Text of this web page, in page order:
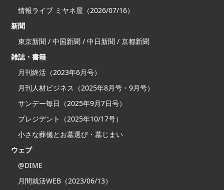
情報ライブ ミヤネ屋（2026/07/16）
新聞
東京新聞 / 中国新聞 / 中日新聞 / 京都新聞
雑誌・書籍
月刊終活（2023年6月号）
月刊人材ビジネス（2025年8月号・9月号）
サンデー毎日（2025年9月7日号）
プレジデント（2025年10/17号）
小さな葬儀とお墓選び・墓じまい
ウェブ
@DIME
月間就活WEB（2023/06/13）